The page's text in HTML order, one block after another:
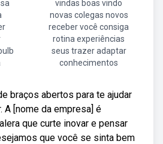
vindas boas vindo
novas colegas novos
receber você consiga
rotina experiências
seus trazer adaptar
conhecimentos
braços abertos para te ajudar
A [nome da empresa] é
que curte inovar e pensar
que você se sinta bem